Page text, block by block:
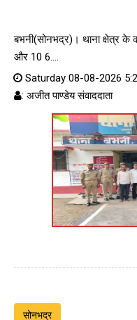
बभनी(सोनभद्र)। थाना क्षेत्र के
और 10 6....
Saturday 08-08-2026
: अजीत पाण्डेय संवाददाता
सोनभद्र